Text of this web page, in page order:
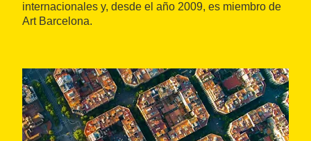
internacionales y, desde el año 2009, es miembro de
Art Barcelona.